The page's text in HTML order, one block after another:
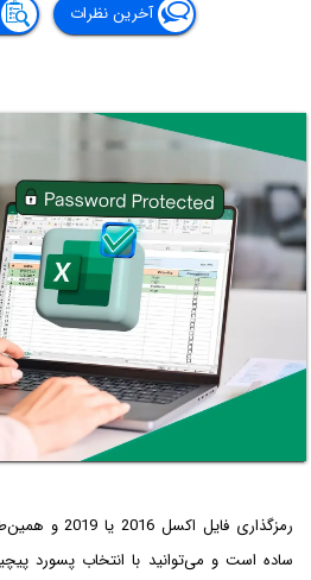
آخرین نظرات
رمزگذاری فایل
ساده است و می‌توانید با انتخاب پسورد